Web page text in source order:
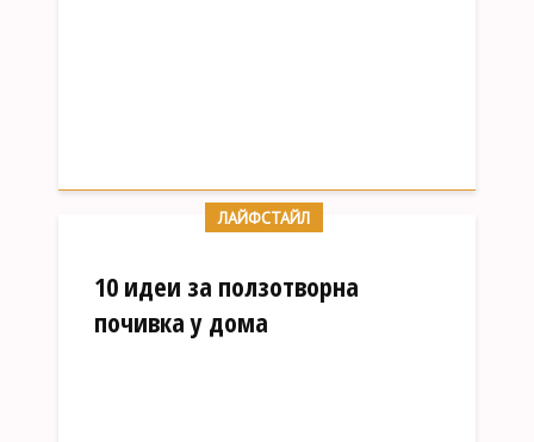
ЛАЙФСТАЙЛ
10 идеи за ползотворна
почивка у дома